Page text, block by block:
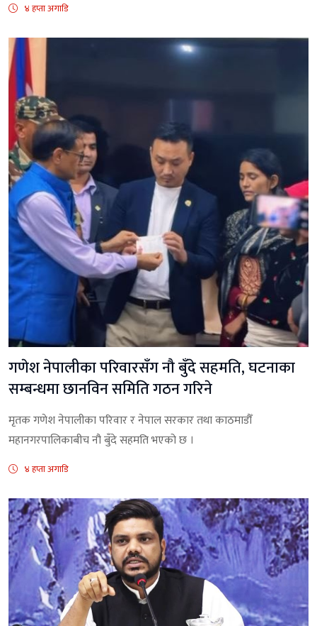
४ हप्ता अगाडि
गणेश नेपालीका परिवारसँग नौ बुँदे सहमति, घटनाका
सम्बन्धमा छानविन समिति गठन गरिने
मृतक गणेश नेपालीका परिवार र नेपाल सरकार तथा काठमाडौँ
महानगरपालिकाबीच नौ बुँदे सहमति भएको छ ।
४ हप्ता अगाडि